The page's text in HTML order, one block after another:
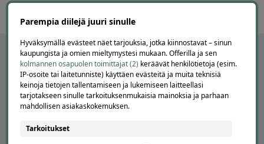
Parempia diilejä juuri sinulle
Hyväksymällä evästeet näet tarjouksia, jotka kiinnostavat – sinun
kaupungista ja omien mieltymystesi mukaan. Offerilla ja sen
kolmannen osapuolen toimittajat (2) keräävät henkilötietoja (esim.
IP-osoite tai laitetunniste) käyttäen evästeitä ja muita teknisiä
keinoja tietojen tallentamiseen ja lukemiseen laitteellasi
tarjotakseen sinulle tarkoituksenmukaisia mainoksia ja parhaan
mahdollisen asiakaskokemuksen.
Tarkoitukset